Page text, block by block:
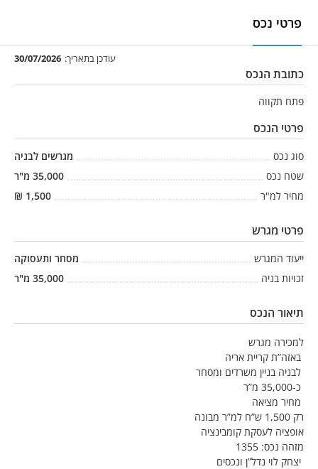
פרטי נכס
עודכן בתאריך: 30/07/2026
כתובת הנכס
פתח תקווה
פרטי הנכס
סוג נכס
מגרשים לבניה
שטח נכס
35,000 מ"ר
מחיר למ"ר
1,500
₪
פרטי מגרש
ייעוד המגרש
מסחר ותעסוקה
זכויות בניה
35,000 מ"ר
תיאור הנכס
למכירה מגרש
באזה”ת קריית אריה
לבניה בניין משרדים ומסחר
כ-35,000 מ”ר
מחיר מציאה
רק 1,500 ש”ח למ”ר מבונה
אופציה לעסקת קומבינציה
מזהה נכס: 1355
יצחק לוי נדל”ן ונכסים